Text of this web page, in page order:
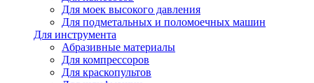
Для моек высокого давления
Для подметальных и поломоечных машин
Для инструмента
Абразивные материалы
Для компрессоров
Для краскопультов